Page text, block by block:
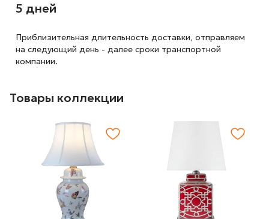
5 дней
Приблизительная длительность доставки, отправляем
на следующий день - далее сроки транспортной
компании.
Товары коллекции